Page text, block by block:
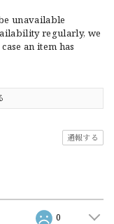
unavailable
regularly, we
an item has
通報する
0